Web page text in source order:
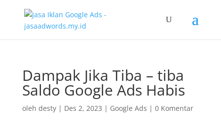
Dampak Jika Tiba – tiba
Saldo Google Ads Habis
oleh desty| Des 2, 2023 | Google Ads | 0 Komentar